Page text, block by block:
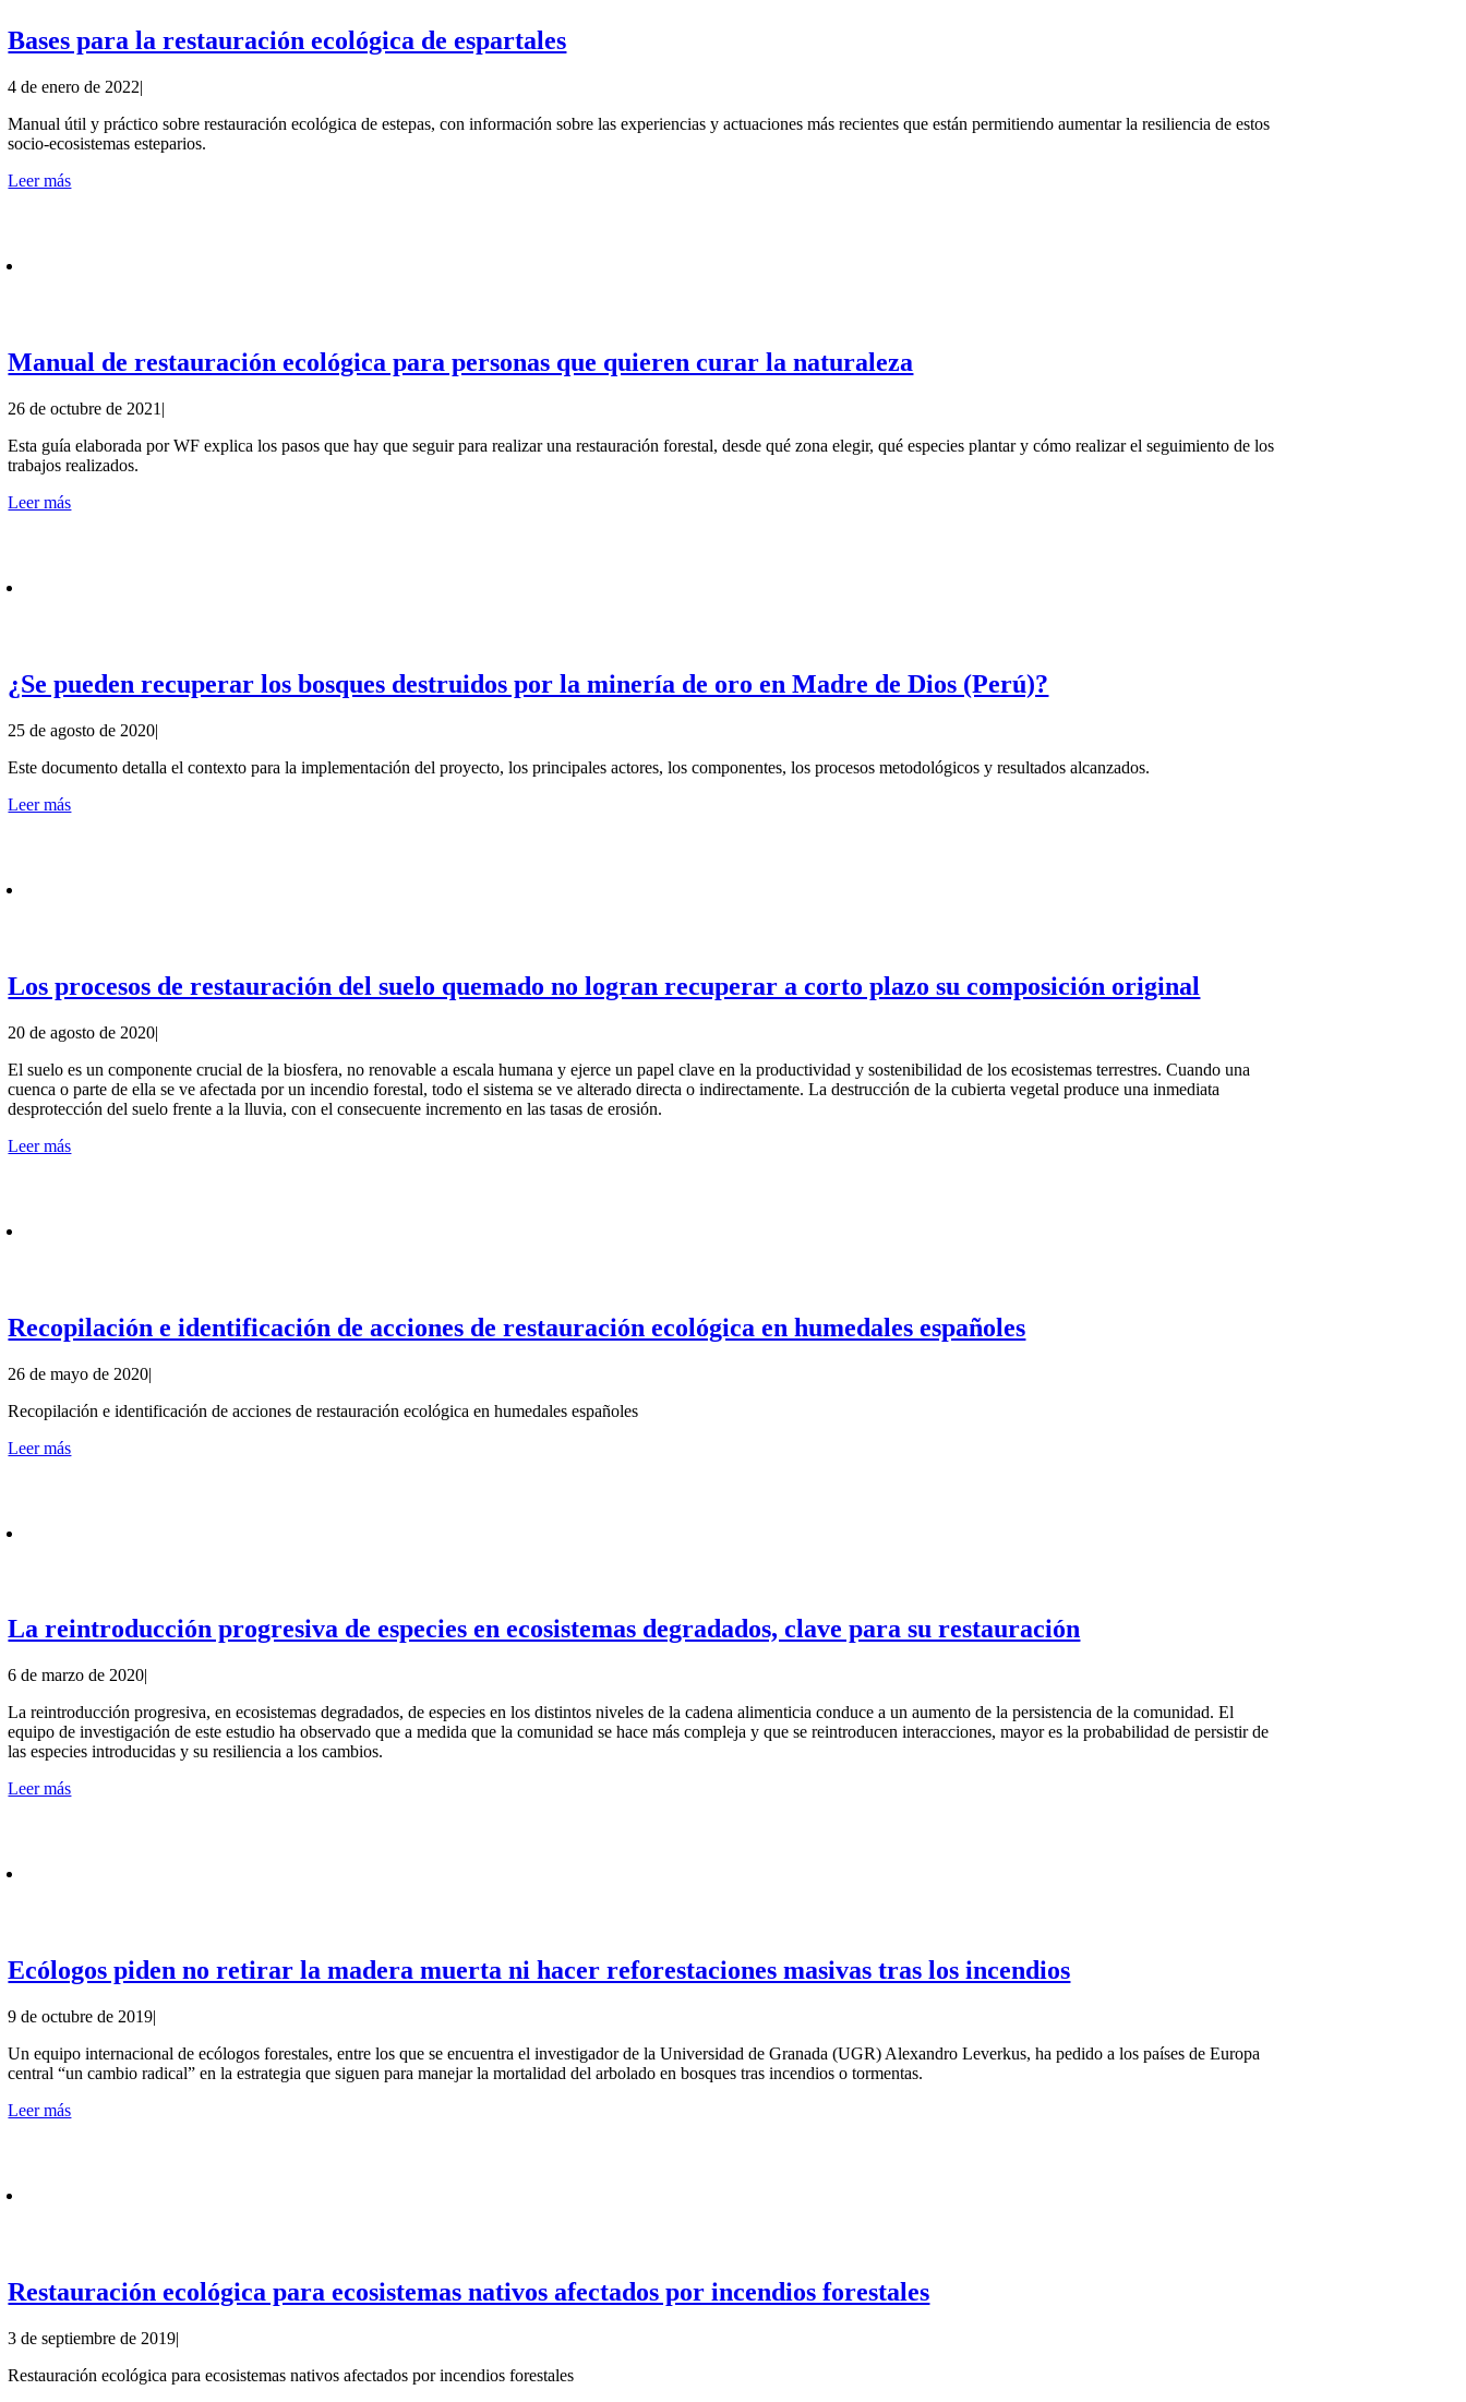
Bases para la restauración ecológica de espartales
4 de enero de 2022|
Manual útil y práctico sobre restauración ecológica de estepas, con información sobre las experiencias y actuaciones más recientes que están permitiendo aumentar la resiliencia de estos
socio-ecosistemas esteparios.
Leer más
Manual de restauración ecológica para personas que quieren curar la naturaleza
26 de octubre de 2021 |
Esta guía elaborada por WF explica los pasos que hay que seguir para realizar una restauración forestal, desde qué zona elegir, qué especies plantar y cómo realizar el seguimiento de los
trabajos realizados.
Leer más
¿Se pueden recuperar los bosques destruidos por la minería de oro en Madre de Dios (Perú)?
25 de agosto de 2020|
Este documento detalla el contexto para la implementación del proyecto, los principales actores, los componentes, los procesos metodológicos y resultados alcanzados.
Leer más
Los procesos de restauración del suelo quemado no logran recuperar a corto plazo su composición original
20 de agosto de 2020|
El suelo es un componente crucial de la biosfera, no renovable a escala humana y ejerce un papel clave en la productividad y sostenibilidad de los ecosistemas terrestres. Cuando una
cuenca o parte de ella se ve afectada por un incendio forestal, todo el sistema se ve alterado directa o indirectamente. La destrucción de la cubierta vegetal produce una inmediata
desprotección del suelo frente a la lluvia, con el consecuente incremento en las tasas de erosión.
Leer más
Recopilación e identificación de acciones de restauración ecológica en humedales españoles
26 de mayo de 2020|
Recopilación e identificación de acciones de restauración ecológica en humedales españoles
Leer más
La reintroducción progresiva de especies en ecosistemas degradados, clave para su restauración
6 de marzo de 2020|
La reintroducción progresiva, en ecosistemas degradados, de especies en los distintos niveles de la cadena alimenticia conduce a un aumento de la persistencia de la comunidad. El
equipo de investigación de este estudio ha observado que a medida que la comunidad se hace más compleja y que se reintroducen interacciones, mayor es la probabilidad de persistir de
las especies introducidas y su resiliencia a los cambios.
Leer más
Ecólogos piden no retirar la madera muerta ni hacer reforestaciones masivas tras los incendios
9 de octubre de 2019|
Un equipo internacional de ecólogos forestales, entre los que se encuentra el investigador de la Universidad de Granada (UGR) Alexandro Leverkus, ha pedido a los países de Europa
central “un cambio radical” en la estrategia que siguen para manejar la mortalidad del arbolado en bosques tras incendios o tormentas.
Leer más
Restauración ecológica para ecosistemas nativos afectados por incendios forestales
3 de septiembre de 2019|
Restauración ecológica para ecosistemas nativos afectados por incendios forestales